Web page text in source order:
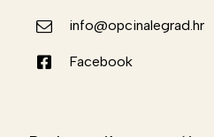
info@opcinalegrad.hr
Facebook